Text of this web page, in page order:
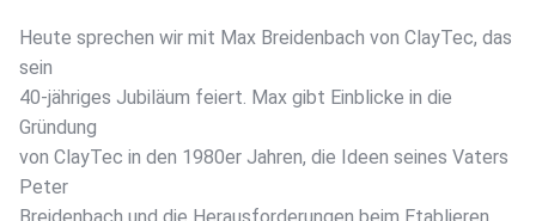
Heute sprechen wir mit Max Breidenbach von ClayTec, das
sein
40-jähriges Jubiläum feiert. Max gibt Einblicke in die
Gründung
von ClayTec in den 1980er Jahren, die Ideen seines Vaters
Peter